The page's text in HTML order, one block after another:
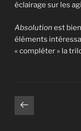
éclairage sur les
Absolution est
éléments
« compléter » la
Pagination
des
Page